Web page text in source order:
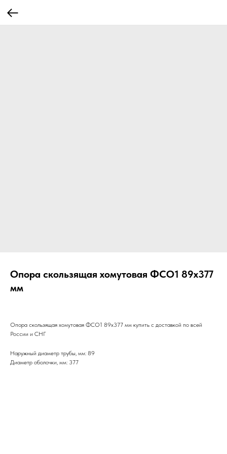
Опора скользящая хомутовая ФСО1 89х377
мм
Опора скользящая хомутовая ФСО1 89х377 мм купить с доставкой по всей
России и СНГ
Наружный диаметр трубы, мм: 89
Диаметр оболочки, мм: 377